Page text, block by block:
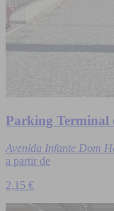
Parking Terminal
Avenida Infante Dom
a partir de
2,15 €